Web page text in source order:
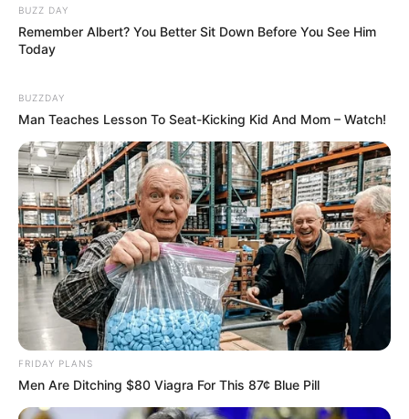
BUZZ DAY
Remember Albert? You Better Sit Down Before You See Him
Today
BUZZDAY
Man Teaches Lesson To Seat-Kicking Kid And Mom – Watch!
FRIDAY PLANS
Men Are Ditching $80 Viagra For This 87¢ Blue Pill